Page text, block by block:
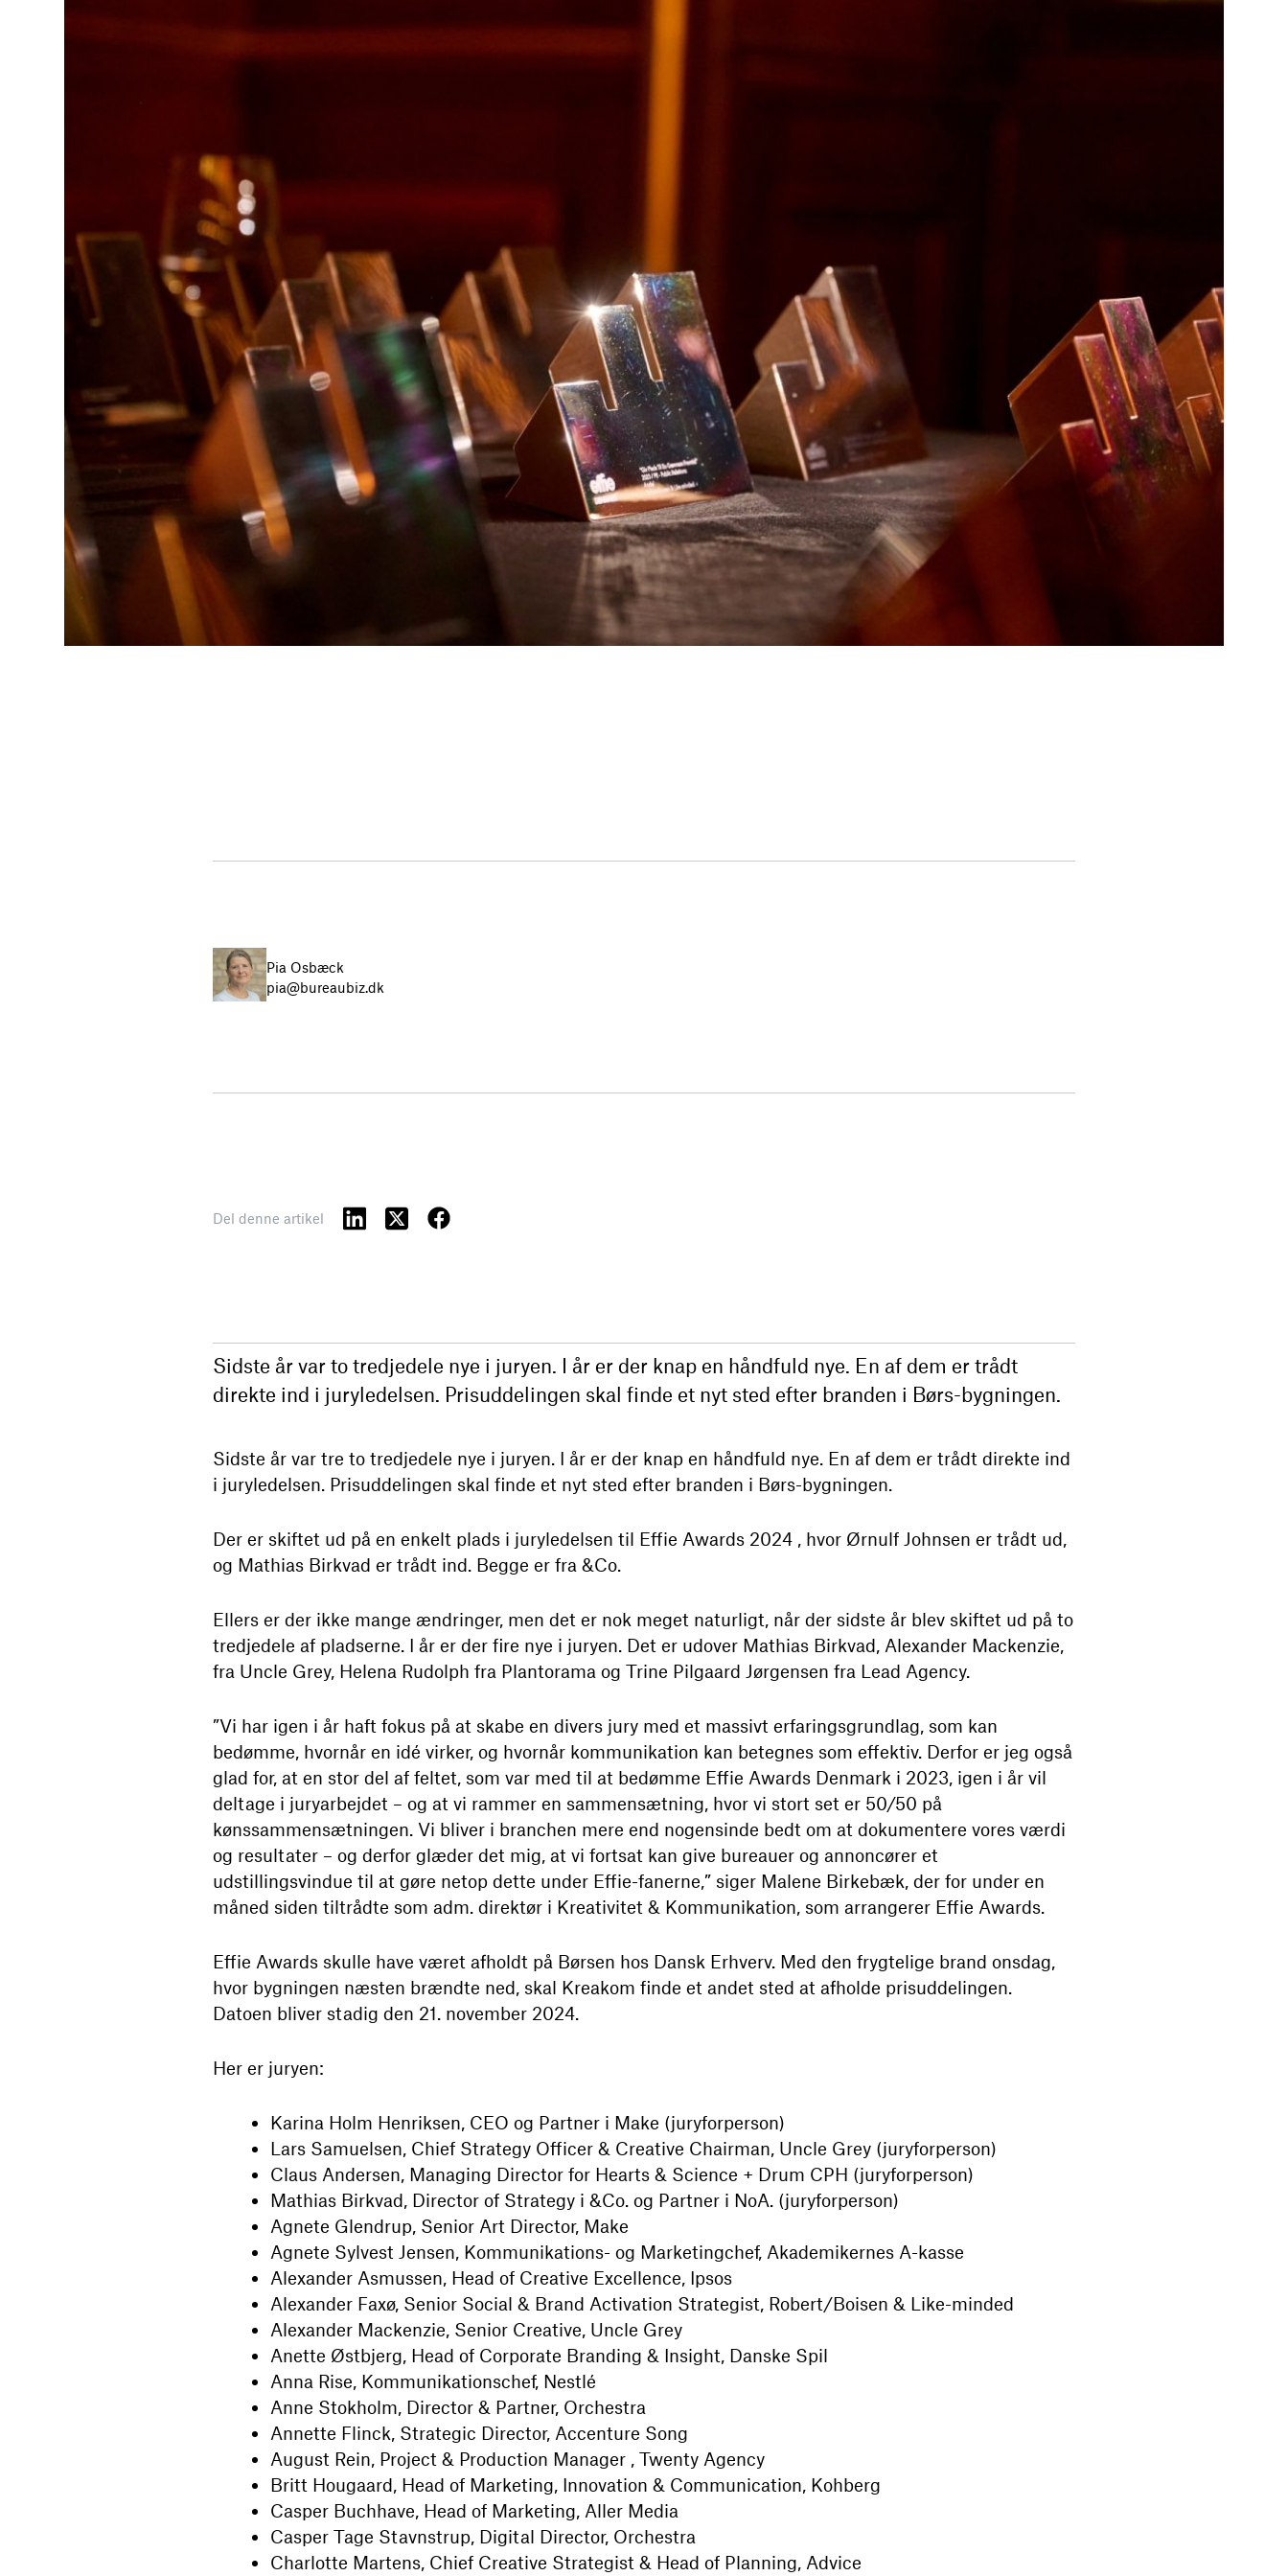
Pia Osbæck
pia@bureaubiz.dk
Del denne artikel
Sidste år var to tredjedele nye i juryen. I år er der knap en håndfuld nye. En af dem er trådt
direkte ind i juryledelsen. Prisuddelingen skal finde et nyt sted efter branden i Børs-bygningen.
Sidste år var tre to tredjedele nye i juryen. I år er der knap en håndfuld nye. En af dem er trådt direkte ind
i juryledelsen. Prisuddelingen skal finde et nyt sted efter branden i Børs-bygningen.
Der er skiftet ud på en enkelt plads i juryledelsen til Effie Awards 2024 , hvor Ørnulf Johnsen er trådt ud,
og Mathias Birkvad er trådt ind. Begge er fra &Co.
Ellers er der ikke mange ændringer, men det er nok meget naturligt, når der sidste år blev skiftet ud på to
tredjedele af pladserne. I år er der fire nye i juryen. Det er udover Mathias Birkvad, Alexander Mackenzie,
fra Uncle Grey, Helena Rudolph fra Plantorama og Trine Pilgaard Jørgensen fra Lead Agency.
”Vi har igen i år haft fokus på at skabe en divers jury med et massivt erfaringsgrundlag, som kan
bedømme, hvornår en idé virker, og hvornår kommunikation kan betegnes som effektiv. Derfor er jeg også
glad for, at en stor del af feltet, som var med til at bedømme Effie Awards Denmark i 2023, igen i år vil
deltage i juryarbejdet – og at vi rammer en sammensætning, hvor vi stort set er 50/50 på
kønssammensætningen. Vi bliver i branchen mere end nogensinde bedt om at dokumentere vores værdi
og resultater – og derfor glæder det mig, at vi fortsat kan give bureauer og annoncører et
udstillingsvindue til at gøre netop dette under Effie-fanerne,” siger Malene Birkebæk, der for under en
måned siden tiltrådte som adm. direktør i Kreativitet & Kommunikation, som arrangerer Effie Awards.
Effie Awards skulle have været afholdt på Børsen hos Dansk Erhverv. Med den frygtelige brand onsdag,
hvor bygningen næsten brændte ned, skal Kreakom finde et andet sted at afholde prisuddelingen.
Datoen bliver stadig den 21. november 2024.
Her er juryen:
Karina Holm Henriksen, CEO og Partner i Make (juryforperson)
Lars Samuelsen, Chief Strategy Officer & Creative Chairman, Uncle Grey (juryforperson)
Claus Andersen, Managing Director for Hearts & Science + Drum CPH (juryforperson)
Mathias Birkvad, Director of Strategy i &Co. og Partner i NoA. (juryforperson)
Agnete Glendrup, Senior Art Director, Make
Agnete Sylvest Jensen, Kommunikations- og Marketingchef, Akademikernes A-kasse
Alexander Asmussen, Head of Creative Excellence, Ipsos
Alexander Faxø, Senior Social & Brand Activation Strategist, Robert/Boisen & Like-minded
Alexander Mackenzie, Senior Creative, Uncle Grey
Anette Østbjerg, Head of Corporate Branding & Insight, Danske Spil
Anna Rise, Kommunikationschef, Nestlé
Anne Stokholm, Director & Partner, Orchestra
Annette Flinck, Strategic Director, Accenture Song
August Rein, Project & Production Manager , Twenty Agency
Britt Hougaard, Head of Marketing, Innovation & Communication, Kohberg
Casper Buchhave, Head of Marketing, Aller Media
Casper Tage Stavnstrup, Digital Director, Orchestra
Charlotte Martens, Chief Creative Strategist & Head of Planning, Advice